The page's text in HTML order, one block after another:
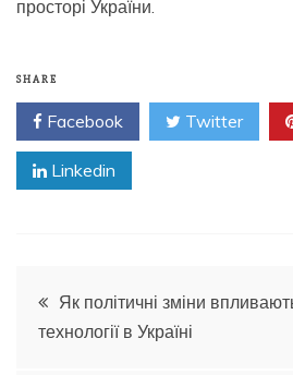
просторі України.
SHARE
Facebook Twitter
Linkedin
Навигация
по
Як політичні зміни
технології в Україні